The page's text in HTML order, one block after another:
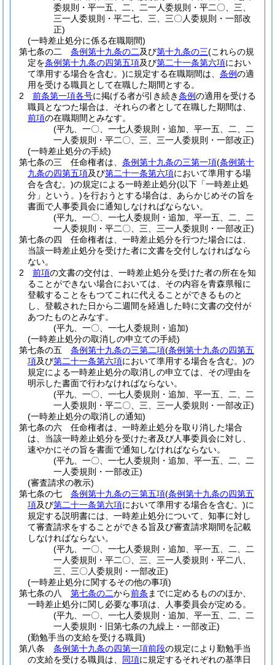
委規則・平一五、二、二一人委規則・平二〇、三、
三一人委規則・平二七、三、三〇人委規則・一部改
正)
(一時差止処分に係る在職期間)
第七条の二
条例第十九条の二及び第十九条の三(これらの規
定を条例第十九条の四第五項及び第二十一条第六項におい
て準用する場合を含む。)に規定する在職期間は、 条例の適
用を受ける職員として在職した期間とする。
2
前条第一項各号に掲げる者が引き続き条例の適用を受ける
職員となつた場合は、それらの者として在職した期間は、
前項の在職期間とみなす。
(平九、一〇、一七人委規則・追加、平一五、二、二
一人委規則・平二〇、三、三一人委規則・一部改正)
(一時差止処分の手続)
第七条の三
任命権者は、 条例第十九条の三第一項(条例第十
九条の四第五項及び第二十一条第六項において準用する場
合を含む。)の規定による一時差止処分(以下「一時差止処
分」という。)を行おうとする場合は、あらかじめその旨を
書面で人事委員会に通知しなければならない。
(平九、一〇、一七人委規則・追加、平一五、二、二
一人委規則・平二〇、三、三一人委規則・一部改正)
第七条の四
任命権者は、一時差止処分を行つた場合には、
当該一時差止処分を受けた者に文書を交付しなければなら
ない。
2
前項の文書の交付は、一時差止処分を受けた者の所在を知
ることができない場合においては、その内容を青森県報に
登載することをもつてこれに代えることができるものと
し、登載された日から二週間を経過した時に文書の交付が
あつたものとみなす。
(平九、一〇、一七人委規則・追加)
(一時差止処分の取消しの申立ての手続)
第七条の五
条例第十九条の三第二項(条例第十九条の四第五
項及び第二十一条第六項において準用する場合を含む。)の
規定による一時差止処分の取消しの申立ては、その理由を
明示した書面で行わなければならない。
(平九、一〇、一七人委規則・追加、平一五、二、二
一人委規則・平二〇、三、三一人委規則・一部改正)
(一時差止処分の取消しの通知)
第七条の六
任命権者は、一時差止処分を取り消した場合
は、当該一時差止処分を受けた者及び人事委員会に対し、
速やかにその旨を書面で通知しなければならない。
(平九、一〇、一七人委規則・追加、平一五、二、二
一人委規則・一部改正)
(審査請求の教示)
第七条の七
条例第十九条の三第五項(条例第十九条の四第五
項及び第二十一条第六項において準用する場合を含む。)に
規定する説明書には、一時差止処分について、知事に対し
て審査請求をすることができる旨及び審査請求期間を記載
しなければならない。
(平九、一〇、一七人委規則・追加、平一五、二、二
一人委規則・平二〇、三、三一人委規則・平二八、
三、三〇人委規則・一部改正)
(一時差止処分に関するその他の事項)
第七条の八
第七条の二から前条 までに定めるもののほか、
一時差止処分に関し必要な事項は、人事委員会が定める。
(平九、一〇、一七人委規則・追加、平一五、二、二
一人委規則・旧第七条の九繰上・一部改正)
(勤勉手当の支給を受ける職員)
第八条
条例第十九条の四第一項前段の規定により勤勉手当
の支給を受ける職員は、 同項に規定するそれぞれの基準日